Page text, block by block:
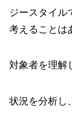
ジースタイル
考えることは
対象者を理解
状況を分析し、